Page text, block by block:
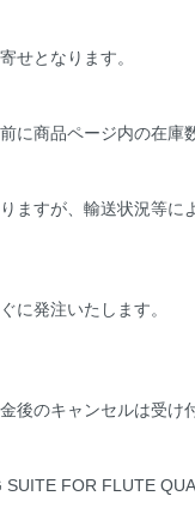
せとなります。
に商品ページ内の在庫
ますが、輸送状況等に
に発注いたします。
後のキャンセルは受け
FOR FLUTE